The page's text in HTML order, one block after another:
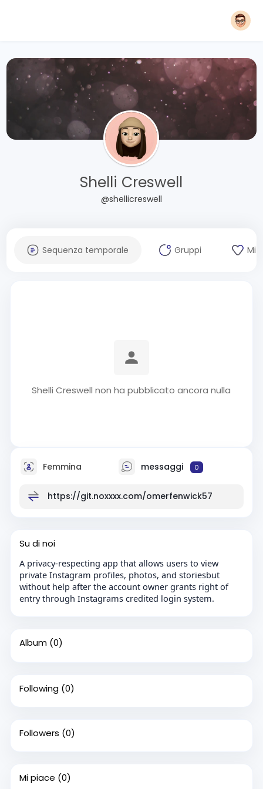
Shelli Creswell
@shellicreswell
Sequenza temporale Gruppi Mi
Shelli Creswell non ha pubblicato ancora nulla
Femmina messaggi 0
https://git.noxxxx.com/omerfenwick57
Su di noi
A privacy-respecting app that allows users to view
private Instagram profiles, photos, and storiesbut
without help after the account owner grants right of
entry through Instagrams credited login system.
Album (0)
Following (0)
Followers (0)
Mi piace (0)